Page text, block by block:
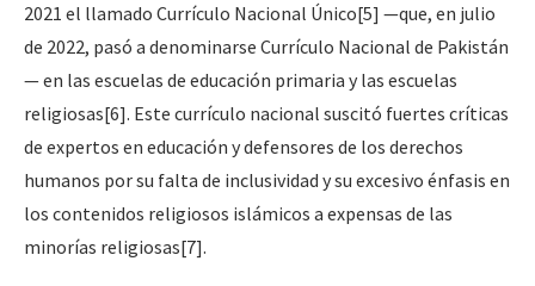
2021 el llamado Currículo Nacional Único[5] —que, en julio
de 2022, pasó a denominarse Currículo Nacional de Pakistán
— en las escuelas de educación primaria y las escuelas
religiosas[6]. Este currículo nacional suscitó fuertes críticas
de expertos en educación y defensores de los derechos
humanos por su falta de inclusividad y su excesivo énfasis en
los contenidos religiosos islámicos a expensas de las
minorías religiosas[7].